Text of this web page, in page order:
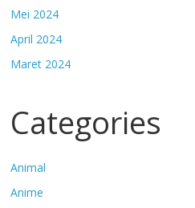
Mei 2024
April 2024
Maret 2024
Categories
Animal
Anime